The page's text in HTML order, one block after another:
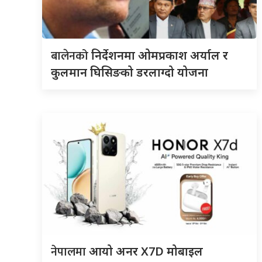
बालेनकोनिर्देशनमा ओमप्रकाश अर्याल र
कुलमान घिसिङको डरलाग्दो योजना
नेपालमाआयो अनर X7D मोबाइल